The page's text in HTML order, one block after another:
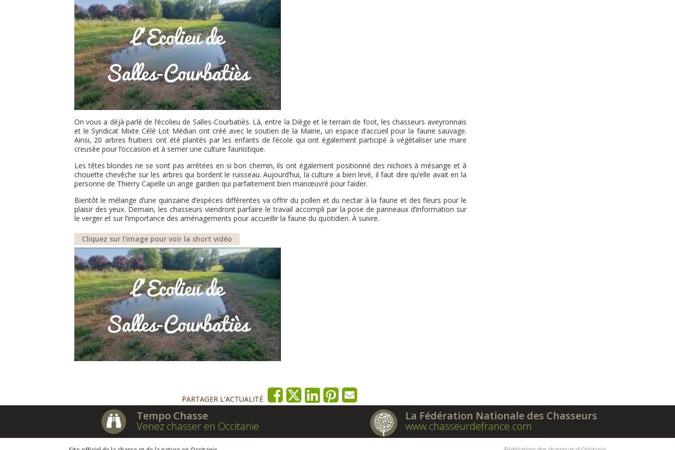
On vous a déjà parlé de l’écolieu de Salles-Courbatiès. Là, entre la Diège et le terrain de foot, les chasseurs aveyronnais
et le Syndicat Mixte Célé Lot Médian ont créé avec le soutien de la Mairie, un espace d’accueil pour la faune sauvage.
Ainsi, 20 arbres fruitiers ont été plantés par les enfants de l’école qui ont également participé à végétaliser une mare
creusée pour l’occasion et à semer une culture faunistique.
Les têtes blondes ne se sont pas arrêtées en si bon chemin, ils ont également positionné des nichoirs à mésange et à
chouette chevêche sur les arbres qui bordent le ruisseau. Aujourd’hui, la culture a bien levé, il faut dire qu’elle avait en la
personne de Thierry Capelle un ange gardien qui parfaitement bien manœuvré pour l’aider.
Bientôt le mélange d’une quinzaine d’espèces différentes va offrir du pollen et du nectar à la faune et des fleurs pour le
plaisir des yeux. Demain, les chasseurs viendront parfaire le travail accompli par la pose de panneaux d’information sur
le verger et sur l’importance des aménagements pour accueillir la faune du quotidien. À suivre.
Cliquez sur l'image pour voir la short vidéo
PARTAGER L'ACTUALITÉ
Tempo Chasse
Venez chasser en Occitanie
La Fédération Nationale des Chasseurs
www.chasseurdefrance.com